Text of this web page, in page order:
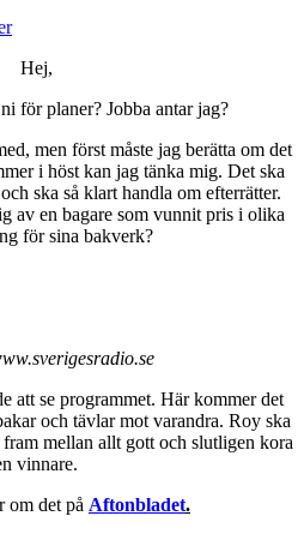
Hej,
för planer? Jobba antar jag?
men först måste jag berätta om det
i höst kan jag tänka mig. Det ska
ska så klart handla om efterrätter.
av en bagare som vunnit pris i olika
för sina bakverk?
att se programmet. Här kommer det
och tävlar mot varandra. Roy ska
mellan allt gott och slutligen kora
vinnare.
om det på Aftonbladet.